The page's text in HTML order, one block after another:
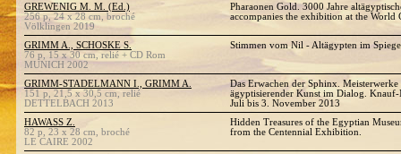
GREWENIG M. M. (Ed.)
256 p, 24 x 28 cm, broché
Völklingen 2019
Pharaonen Gold. 3000 Jahre
accompanies the exhibition at the World
GRIMM A., SCHOSKE S.
76 p, 15 x 30 cm, relié + CD Rom
MUNICH 2002
Stimmen vom Nil - Altägypten im
GRIMM-STADELMANN I., GRIMM A.
151 p, 21,5 x 30,5 cm, relié
DETTELBACH 2013
Das Erwachen der Sphinx.
ägyptisierender Kunst im Dialog.
Juli bis 3. November 2013
HAWASS Z.
82 p, 23 x 28 cm, broché
LE CAIRE 2002
Hidden Treasures of the Egyptian
from the Centennial Exhibition.